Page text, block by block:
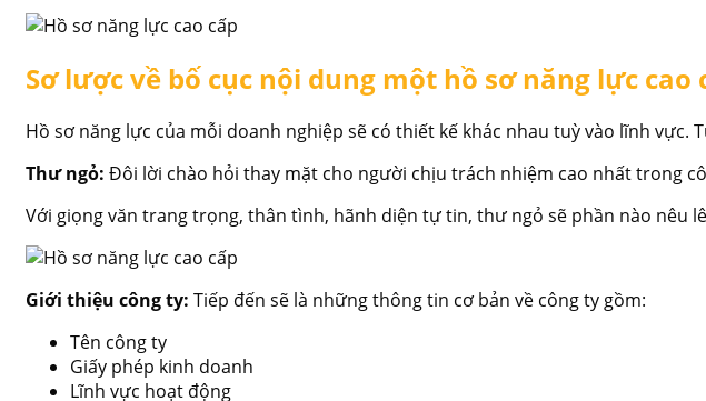
Sơ lược về bố cục nội dung một hồ sơ năng lực cao
Hồ sơ năng lực của mỗi doanh nghiệp sẽ có thiết kế khác nhau tuỳ vào lĩnh
Thư ngỏ: Đôi lời chào hỏi thay mặt cho người chịu trách nhiệm cao nhất trong
Với giọng văn trang trọng, thân tình, hãnh diện tự tin, thư ngỏ sẽ phần nào nêu
Giới thiệu công ty: Tiếp đến sẽ là những thông tin cơ bản về công ty gồm:
Tên công ty
Giấy phép kinh doanh
Lĩnh vực hoạt động